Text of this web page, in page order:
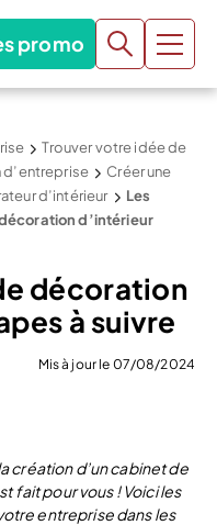
promo
Trouver votre idée de
d’entreprise
Créer une
d’intérieur
Les
d’intérieur
décoration
à suivre
Mis à jour le 07/08/2024
création d’un cabinet de
fait pour vous ! Voici les
entreprise dans les